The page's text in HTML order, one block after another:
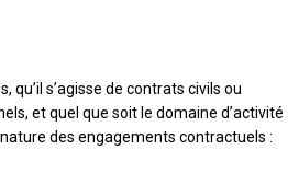
qu’il s’agisse de contrats civils ou
et quel que soit le domaine d’activité
des engagements contractuels :